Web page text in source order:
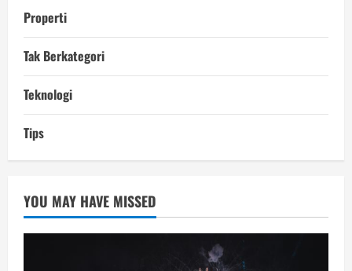
Properti
Tak Berkategori
Teknologi
Tips
YOU MAY HAVE MISSED